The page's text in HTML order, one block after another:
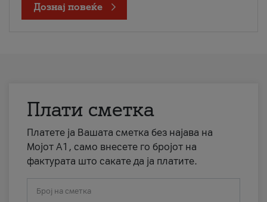
Дознај повеќе
Плати сметка
Платете ја Вашата сметка без најава на
Мојот А1, само внесете го бројот на
фактурата што сакате да ја платите.
Број на сметка